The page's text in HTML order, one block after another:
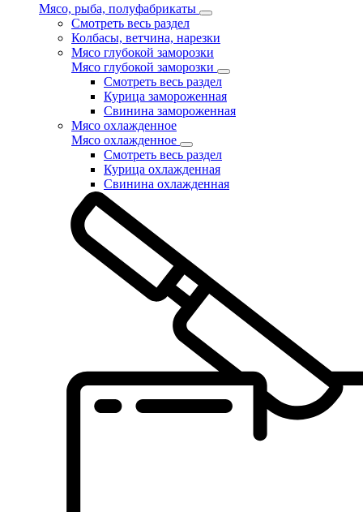
Мясо, рыба, полуфабрикаты
Смотреть весь раздел
Колбасы, ветчина, нарезки
Мясо глубокой заморозки
Мясо глубокой заморозки
Смотреть весь раздел
Курица замороженная
Свинина замороженная
Мясо охлажденное
Мясо охлажденное
Смотреть весь раздел
Курица охлажденная
Свинина охлажденная